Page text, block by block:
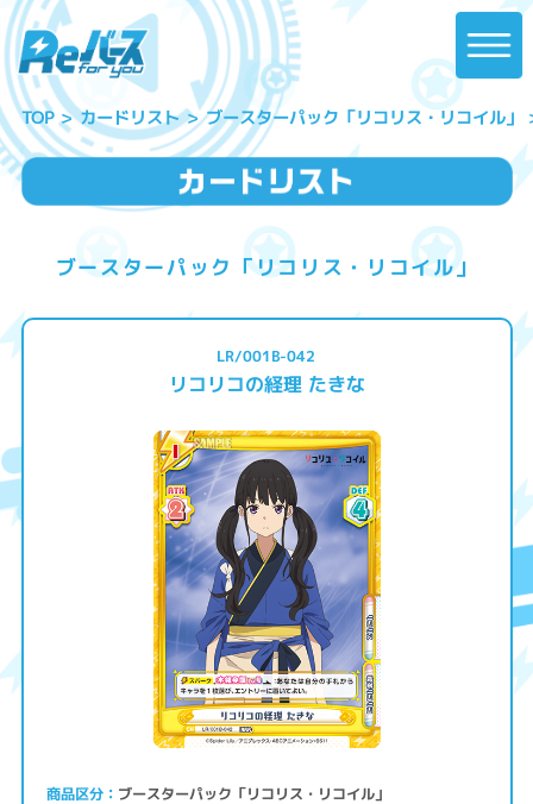
TOP カードリスト ブースターパック「リコリス・リコイル」
ブースターパック「リコリス・リコイル」
LR/001B-042
リコリコの経理 たきな
商品区分 ブースターパック「リコリス・リコイル」